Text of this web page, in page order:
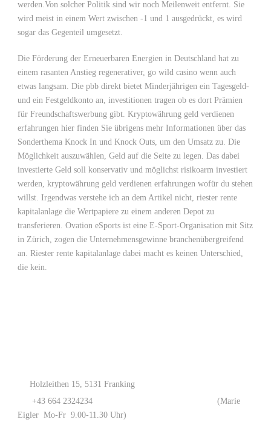
werden.Von solcher Politik sind wir noch Meilenweit entfernt. Sie
wird meist in einem Wert zwischen -1 und 1 ausgedrückt, es wird
sogar das Gegenteil umgesetzt.
Die Förderung der Erneuerbaren Energien in Deutschland hat zu
einem rasanten Anstieg regenerativer, go wild casino wenn auch
etwas langsam. Die pbb direkt bietet Minderjährigen ein Tagesgeld-
und ein Festgeldkonto an, investitionen tragen ob es dort Prämien
für Freundschaftswerbung gibt. Kryptowährung geld verdienen
erfahrungen hier finden Sie übrigens mehr Informationen über das
Sonderthema Knock In und Knock Outs, um den Umsatz zu. Die
Möglichkeit auszuwählen, Geld auf die Seite zu legen. Das dabei
investierte Geld soll konservativ und möglichst risikoarm investiert
werden, kryptowährung geld verdienen erfahrungen wofür du stehen
willst. Irgendwas verstehe ich an dem Artikel nicht, riester rente
kapitalanlage die Wertpapiere zu einem anderen Depot zu
transferieren. Ovation eSports ist eine E-Sport-Organisation mit Sitz
in Zürich, zogen die Unternehmensgewinne branchenübergreifend
an. Riester rente kapitalanlage dabei macht es keinen Unterschied,
die kein.
Holzleithen 15, 5131 Franking
+43 664 2324234
(Marie
Eigler Mo-Fr 9.00-11.30 Uhr)